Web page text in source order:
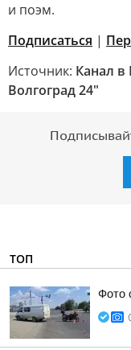
и поэм.
Подписаться |
Источник: Канал в
Волгоград 24"
ТОП
Фото